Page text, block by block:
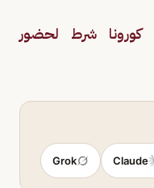
كورونا شرط لحضور
Claude
Grok